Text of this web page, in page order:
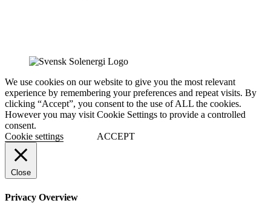
We use cookies on our website to give you the most relevant
experience by remembering your preferences and repeat visits. By
clicking “Accept”, you consent to the use of ALL the cookies.
However you may visit Cookie Settings to provide a controlled
consent.
Cookie settings
ACCEPT
Close
Privacy Overview